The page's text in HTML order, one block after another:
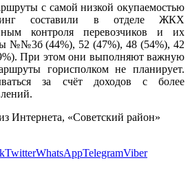
с самой низкой окупаемостью
составили в отделе ЖКХ
контроля перевозчиков и их
№№3б (44%), 52 (47%), 48 (54%), 42
При этом они выполняют важную
горисполком не планирует.
за счёт доходов с более
Интернета, «Советский район»
TwitterWhatsAppTelegramViber